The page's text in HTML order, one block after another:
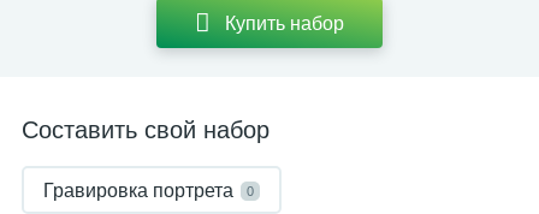
Купить набор
Составить свой набор
Гравировка портрета 0